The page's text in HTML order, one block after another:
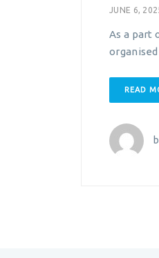
JUNE 6,
As a part
READ